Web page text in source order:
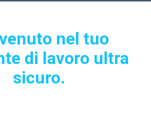
nel tuo
di lavoro ultra
sicuro.